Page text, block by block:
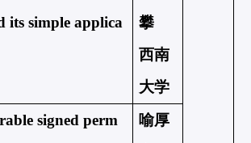
its simple applica
攀
西南
大学
signed perm
喻厚